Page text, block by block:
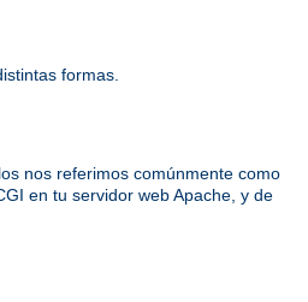
formas.
nos referimos comúnmente como
en tu servidor web Apache, y de